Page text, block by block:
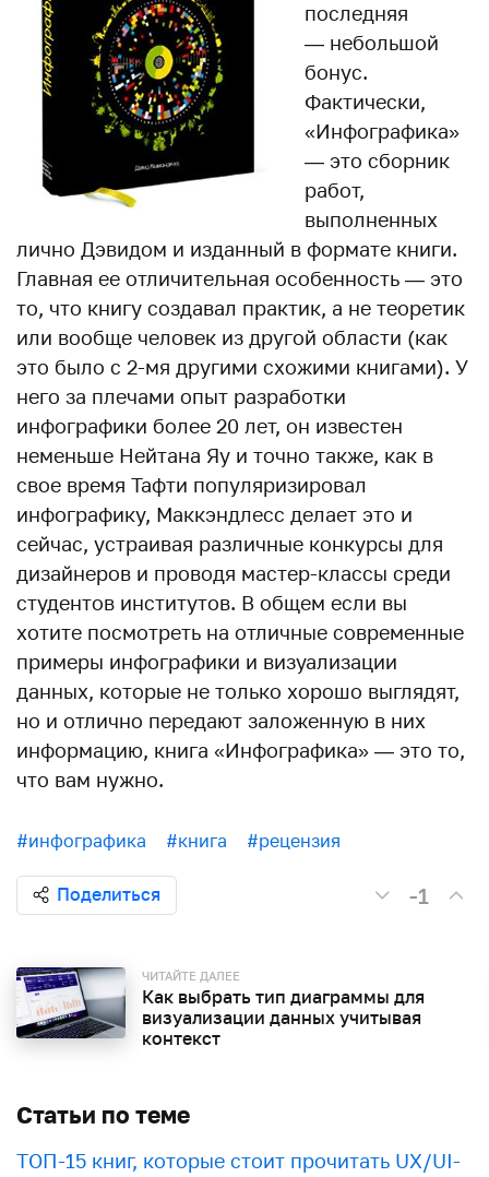
последняя
— небольшой
бонус.
Фактически,
«Инфографика»
— это сборник
работ,
выполненных
лично Дэвидом и изданный в формате книги.
Главная ее отличительная особенность — это
то, что книгу создавал практик, а не теоретик
или вообще человек из другой области (как
это было с 2-мя другими схожими книгами). У
него за плечами опыт разработки
инфографики более 20 лет, он известен
неменьше Нейтана Яу и точно также, как в
свое время Тафти популяризировал
инфографику, Маккэндлесс делает это и
сейчас, устраивая различные конкурсы для
дизайнеров и проводя мастер-классы среди
студентов институтов. В общем если вы
хотите посмотреть на отличные современные
примеры инфографики и визуализации
данных, которые не только хорошо выглядят,
но и отлично передают заложенную в них
информацию, книга «Инфографика» — это то,
что вам нужно.
#инфографика #книга #рецензия
Поделиться -1
ЧИТАЙТЕ ДАЛЕЕ
Как выбрать тип диаграммы для
визуализации данных учитывая
контекст
Статьи по теме
ТОП-15 книг, которые стоит прочитать UX/UI-